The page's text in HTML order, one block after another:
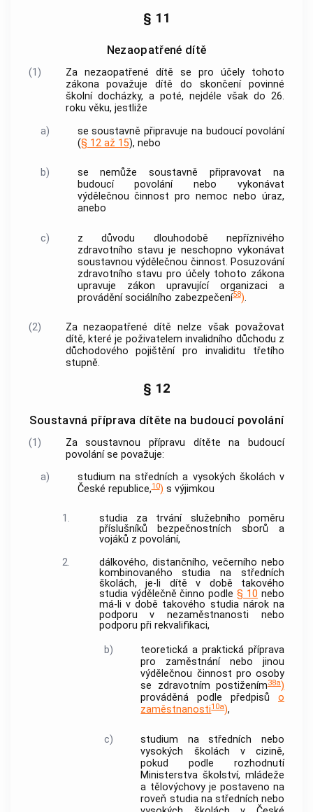
§ 11
Nezaopatřené dítě
(1)
Za nezaopatřené dítě se pro účely tohoto
zákona považuje dítě do skončení povinné
školní docházky, a poté, nejdéle však do 26.
roku věku, jestliže
a)
se soustavně připravuje na budoucí povolání
(§ 12 až 15), nebo
b)
se nemůže soustavně připravovat na
budoucí povolání nebo vykonávat
výdělečnou činnost pro nemoc nebo úraz,
anebo
c)
z důvodu dlouhodobě nepříznivého
zdravotního stavu je neschopno vykonávat
soustavnouvýdělečnou činnost. Posuzování
zdravotního stavu pro účely tohoto zákona
upravuje zákon upravující organizaci a
provádění sociálního zabezpečení58).
(2)
Za nezaopatřené dítě nelze však považovat
dítě, které je poživatelem invalidního důchodu z
důchodového pojištění pro invaliditu třetího
stupně.
§ 12
Soustavná příprava dítěte na budoucí povolání
(1)
Za soustavnou přípravu dítěte na budoucí
povolání se považuje:
a)
studium na středních a vysokých školách v
České republice,10) s výjimkou
1.
studia za trvání služebního poměru
příslušníků bezpečnostních sborů a
vojáků z povolání,
2.
dálkového, distančního, večerního nebo
kombinovaného studia na středních
školách, je-li dítě v době takového
studia výdělečně činno podle§ 10 nebo
má-li v době takového studia nárok na
podporu v nezaměstnanosti nebo
podporu při rekvalifikaci,
b)
teoretická a praktická příprava
pro zaměstnání nebo jinou
výdělečnou činnost pro osoby
se zdravotním postižením38a)
prováděná podle předpisů o
zaměstnanosti10a),
c)
studium na středních nebo
vysokých školách v cizině,
pokud podle rozhodnutí
Ministerstva školství, mládeže
a tělovýchovy je postaveno na
roveň studia na středních nebo